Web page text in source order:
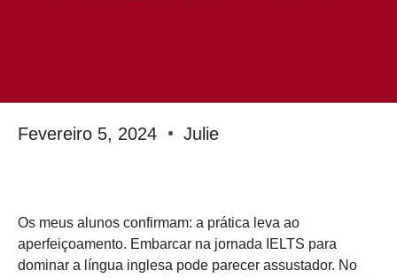
Fevereiro 5, 2024 Julie
Os meus alunos confirmam: a prática leva ao
aperfeiçoamento. Embarcar na jornada IELTS para
dominar a língua inglesa pode parecer assustador. No